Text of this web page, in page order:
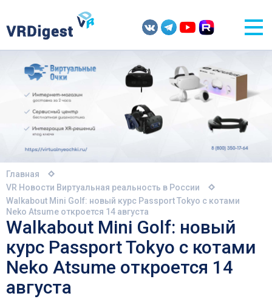
Главная
VR Новости Виртуальная реальность в России
Walkabout Mini Golf: новый курс Passport Tokyo с котами
Neko Atsume откроется 14 августа
Walkabout Mini Golf: новый
курс Passport Tokyo с котами
Neko Atsume откроется 14
августа